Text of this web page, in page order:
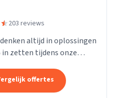
203 reviews
altijd in oplossingen
in zetten tijdens onze
offertes